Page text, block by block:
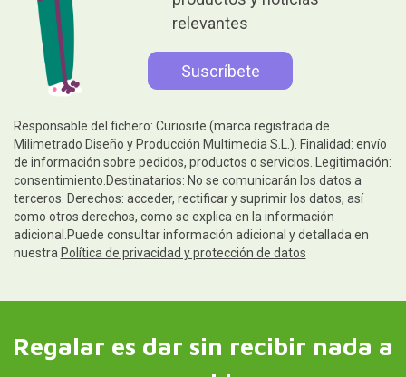
relevantes
Responsable del fichero: Curiosite (marca registrada de
Milimetrado Diseño y Producción Multimedia S.L.). Finalidad: envío
de información sobre pedidos, productos o servicios. Legitimación:
consentimiento.Destinatarios: No se comunicarán los datos a
terceros. Derechos: acceder, rectificar y suprimir los datos, así
como otros derechos, como se explica en la información
adicional.Puede consultar información adicional y detallada en
nuestra Política de privacidad y protección de datos
Regalar es dar sin recibir nada a